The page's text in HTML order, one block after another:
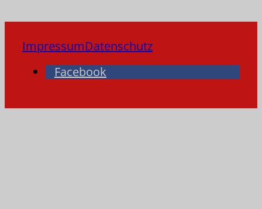
ImpressumDatenschutz
Facebook